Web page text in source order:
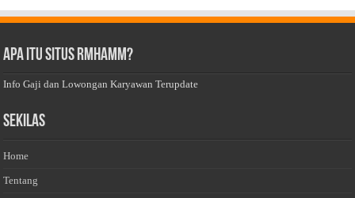
Apa Itu Situs Rmhamm?
Info Gaji dan Lowongan Karyawan Terupdate
Sekilas
Home
Tentang